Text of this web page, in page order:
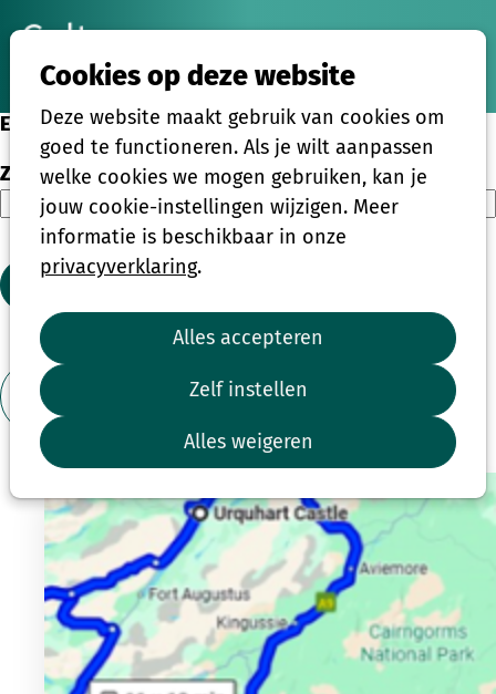
Cookies op deze website
Deze website maakt gebruik van cookies om
goed te functioneren. Als je wilt aanpassen
welke cookies we mogen gebruiken, kan je
jouw cookie-instellingen wijzigen. Meer
informatie is beschikbaar in onze
privacyverklaring.
Alles accepteren
Zelf instellen
Alles weigeren
Eenmalige activiteiten
Zoeken
Zoeken
2 3 4 ...